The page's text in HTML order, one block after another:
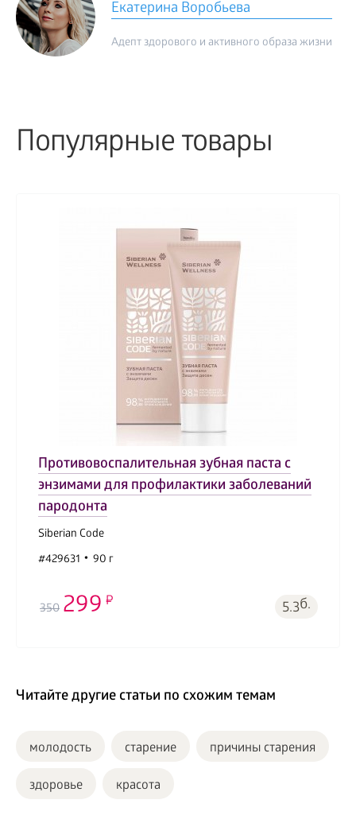
Екатерина Воробьева
Адепт здорового и активного образа жизни
Популярные товары
Противовоспалительная зубная паста с
энзимами для профилактики заболеваний
пародонта
Siberian Code
#429631
90 г
350 299 5.3б.
Читайте другие статьи по схожим темам
молодость старение причины старения
здоровье красота